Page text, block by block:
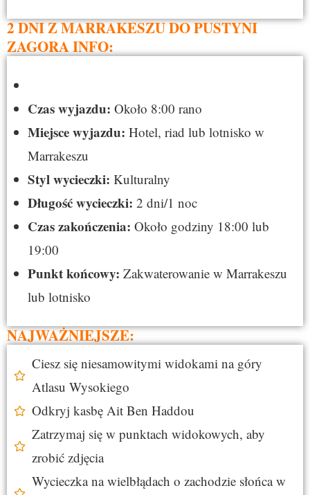
2 DNI Z MARRAKESZU DO PUSTYNI
ZAGORA INFO:
Czas wyjazdu: Około 8:00 rano
Miejsce wyjazdu: Hotel, riad lub lotnisko w
Marrakeszu
Styl wycieczki: Kulturalny
Długość wycieczki: 2 dni/1 noc
Czas zakończenia: Około godziny 18:00 lub
19:00
Punkt końcowy: Zakwaterowanie w Marrakeszu
lub lotnisko
NAJWAŻNIEJSZE:
Ciesz się niesamowitymi widokami na góry
Atlasu Wysokiego
Odkryj kasbę Ait Ben Haddou
Zatrzymaj się w punktach widokowych, aby
zrobić zdjęcia
Wycieczka na wielbłądach o zachodzie słońca w